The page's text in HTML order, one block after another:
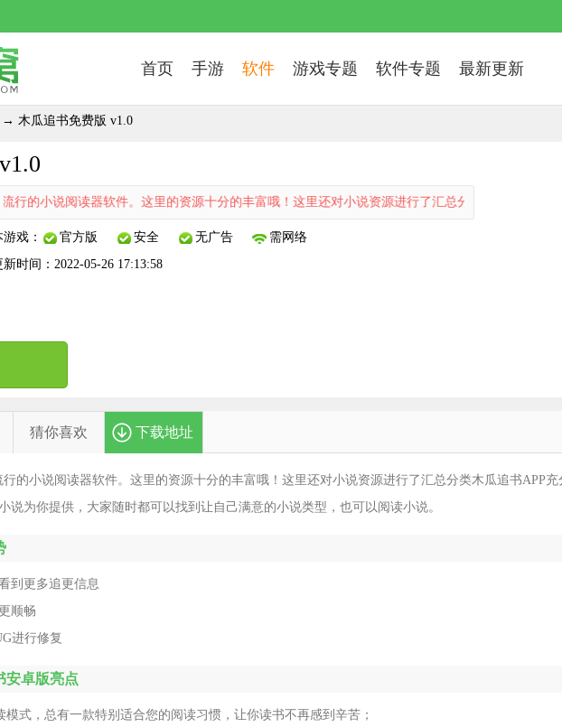
首页 手游 软件 游戏专题 软件专题 最新更新
→ 木瓜追书免费版 v1.0
的小说阅读器软件。这里的资源十分的丰富哦！这里还对小说资源进行了汇总分类木瓜追书APP
游戏： 官方版 安全 无广告
需网络
新时间： 2022-05-26 17:13:58
猜你喜欢 下载地址
的小说阅读器软件。这里的资源十分的丰富哦！这里还对小说资源进行了汇总分类木瓜追书APP充
说为你提供，大家随时都可以找到让自己满意的小说类型，也可以阅读小说。
到更多追更信息
顺畅
进行修复
安卓版亮点
式，总有一款特别适合您的阅读习惯，让你读书不再感到辛苦；